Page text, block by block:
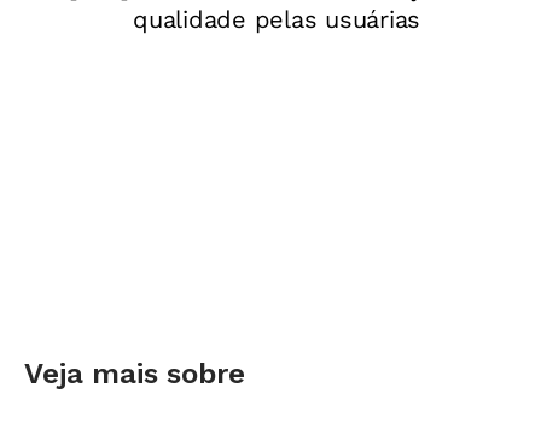
Veja mais sobre